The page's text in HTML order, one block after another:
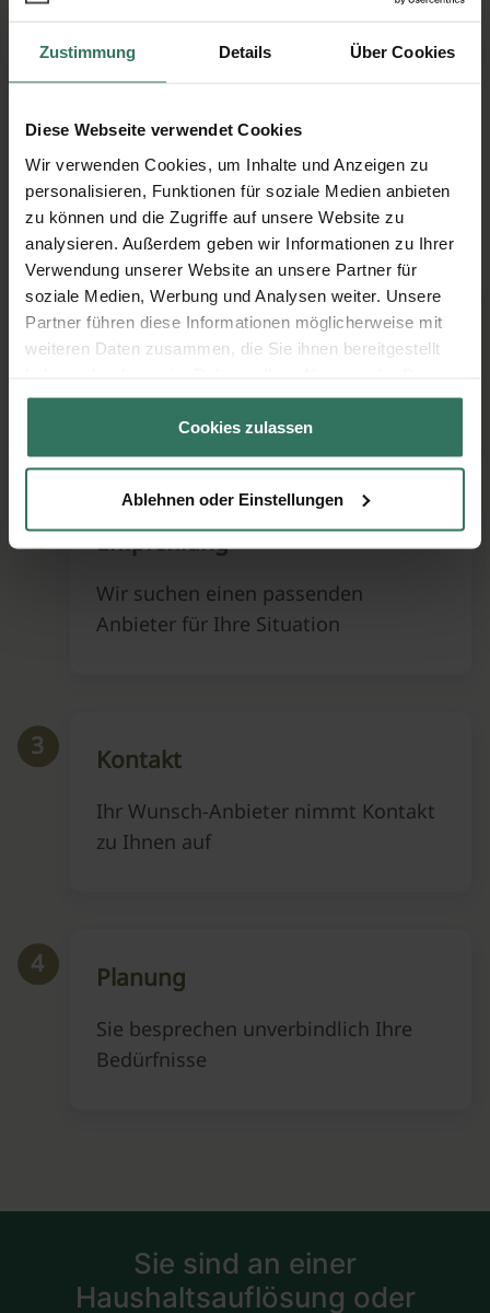
Zustimmung Details Über Cookies
Diese Webseite verwendet Cookies
Wir verwenden Cookies, um Inhalte und Anzeigen zu
personalisieren, Funktionen für soziale Medien anbieten
zu können und die Zugriffe auf unsere Website zu
analysieren. Außerdem geben wir Informationen zu Ihrer
Verwendung unserer Website an unsere Partner für
soziale Medien, Werbung und Analysen weiter. Unsere
Partner führen diese Informationen möglicherweise mit
weiteren Daten zusammen, die Sie ihnen bereitgestellt
gesammelt haben.
Cookies zulassen
Ablehnen oder Einstellungen
Wie läuft eine Haushaltsauflösung
oder Entrümpelung ab?
Von der Buchung bis zur Durchführung
1 Anfrage
und Wünsche mit
2 Empfehlung
Wir suchen einen passenden
Anbieter für Ihre Situation
3 Kontakt
Ihr Wunsch-Anbieter nimmt Kontakt
zu Ihnen auf
4 Planung
Sie besprechen unverbindlich Ihre
Bedürfnisse